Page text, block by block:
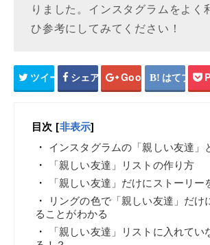
りました。インスタグラムをよく
ひ参考にしてみてください！
ツイート シェア Google+ はてブ
目次 [非表示]
インスタグラムの「親しい友達」
「親しい友達」リストの作り方
「親しい友達」だけにストーリー
リングの色で「親しい友達」だけ
ることがわかる
「親しい友達」リストに入れてい